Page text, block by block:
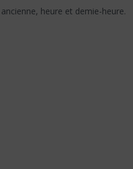
heure et demie-heure.